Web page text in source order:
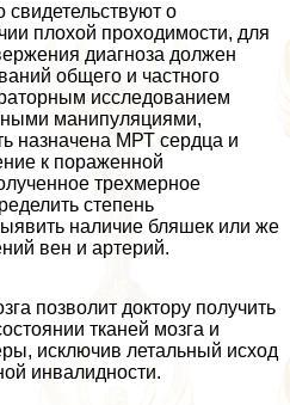
о
плохой проходимости, для
диагноза должен
общего и частного
исследованием
манипуляциями,
назначена МРТ сердца и
к пораженной
трехмерное
степень
наличие бляшек или же
вен и артерий.
позволит доктору получить
тканей мозга и
исключив летальный исход
инвалидности.